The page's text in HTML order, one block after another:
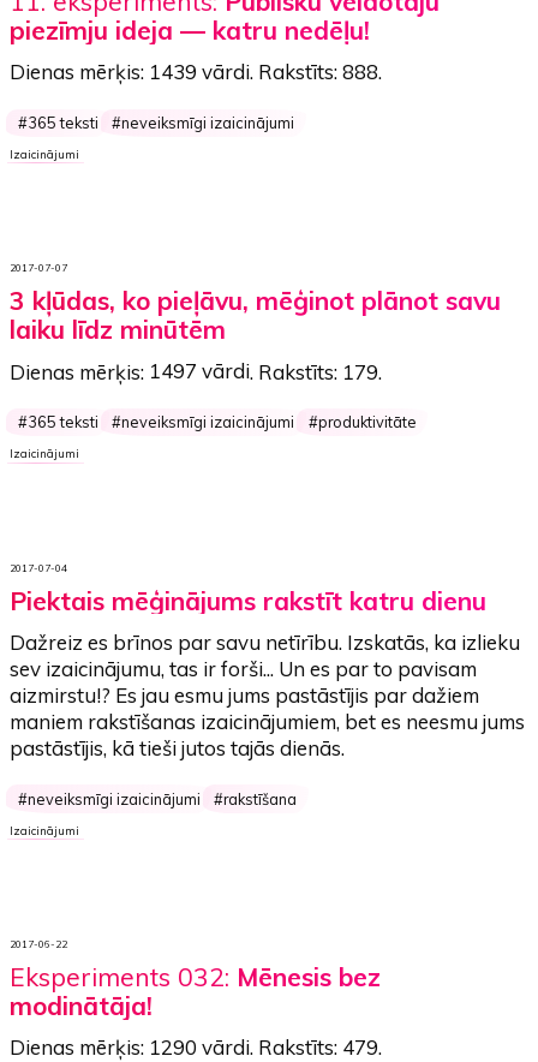
piezīmju ideja — katru nedēļu!
Dienas mērķis: 1439 vārdi. Rakstīts:888.
365 teksti neveiksmīgi izaicinājumi
Izaicinājumi
2017-07-07
3 kļūdas, ko pieļāvu, mēģinot plānot savu
laiku līdz minūtēm
Dienas mērķis: 1497 vārdi. Rakstīts: 179.
365 teksti neveiksmīgi izaicinājumi produktivitāte
Izaicinājumi
2017-07-04
Piektais mēģinājums rakstīt katru dienu
Dažreiz es brīnos par savu netīrību. Izskatās, ka izlieku
sev izaicinājumu, tas ir forši... Un es par to pavisam
aizmirstu!? Es jau esmu jums pastāstījis par dažiem
maniem rakstīšanas izaicinājumiem, bet es neesmu jums
pastāstījis, kā tieši jutos tajās dienās.
neveiksmīgi izaicinājumi rakstīšana
Izaicinājumi
2017-06-22
Eksperiments 032: Mēnesis bez
modinātāja!
Dienas mērķis: 1290 vārdi. Rakstīts: 479.